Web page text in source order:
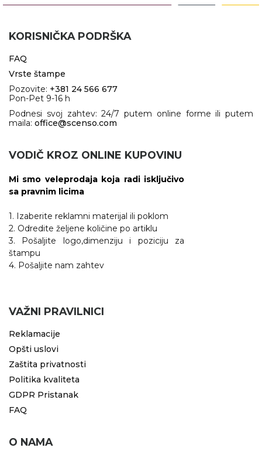
KORISNIČKA PODRŠKA
FAQ
Vrste štampe
Pozovite: +381 24 566 677
Pon-Pet 9-16 h
Podnesi svoj zahtev: 24/7 putem online forme ili putem
maila: office@scenso.com
VODIČ KROZ ONLINE KUPOVINU
Mi smo veleprodaja koja radi isključivo
sa pravnim licima
1. Izaberite reklamni materijal ili poklom
2. Odredite željene količine po artiklu
3. Pošaljite logo,dimenziju i poziciju za
štampu
4. Pošaljite nam zahtev
VAŽNI PRAVILNICI
Reklamacije
Opšti uslovi
Zaštita privatnosti
Politika kvaliteta
GDPR Pristanak
FAQ
O NAMA